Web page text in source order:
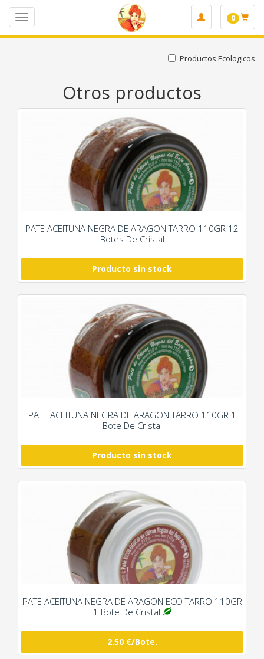
Toggle
0
Home
Productos Ecologicos
Otros productos
PATE ACEITUNA NEGRA DE ARAGON TARRO 110GR 12
Botes De Cristal
Producto sin stock
PATE ACEITUNA NEGRA DE ARAGON TARRO 110GR 1
Bote De Cristal
Producto sin stock
PATE ACEITUNA NEGRA DE ARAGON ECO TARRO 110GR
1 Bote De Cristal
2.50 €/Bote.